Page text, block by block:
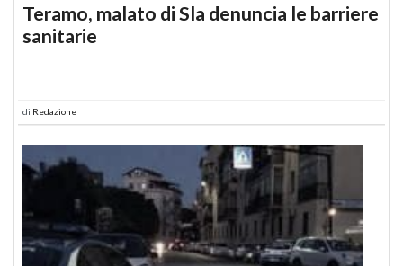
Teramo, malato di Sla denuncia le barriere
sanitarie
di Redazione